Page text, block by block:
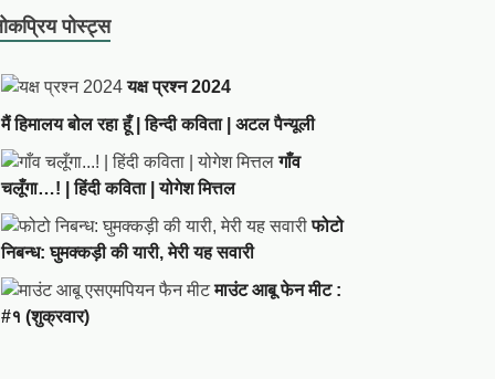
पोस्ट्स
यक्ष प्रश्न 2024
मैं हिमालय बोल रहा हूँ | हिन्दी कविता | अटल पैन्यूली
गाँव
चलूँगा…! | हिंदी कविता | योगेश मित्तल
फोटो
निबन्ध: घुमक्कड़ी की यारी, मेरी यह सवारी
माउंट आबू फेन मीट :
#१ (शुक्रवार)